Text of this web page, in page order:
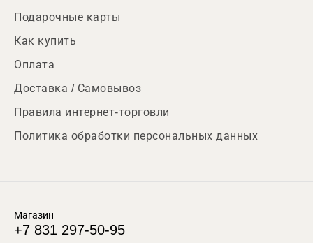
Подарочные карты
Как купить
Оплата
Доставка / Самовывоз
Правила интернет-торговли
Политика обработки персональных данных
Магазин
+7 831 297-50-95